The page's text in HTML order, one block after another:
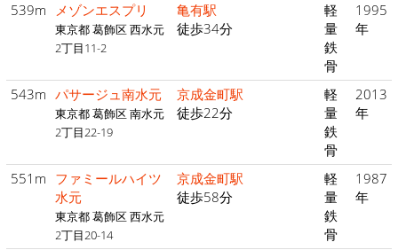
539m メゾンエスプリ
東京都 葛飾区 西水元
2丁目11-2
亀有駅
徒歩34分
軽
量
鉄
骨
1995
年
543m パサージュ南水元
東京都 葛飾区 南水元
2丁目22-19
京成金町駅
徒歩22分
軽
量
鉄
骨
2013
年
551m ファミールハイツ
水元
東京都 葛飾区 西水元
2丁目20-14
京成金町駅
徒歩58分
軽
量
鉄
骨
1987
年